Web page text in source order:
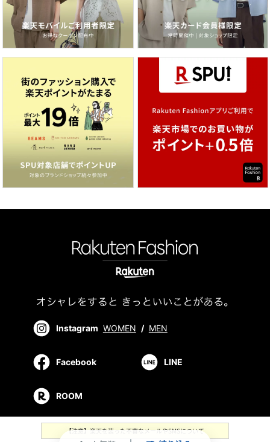
Instagram WOMEN / MEN
Facebook LINE
ROOM
【注意】楽天を装った不審なメールやSMSについて